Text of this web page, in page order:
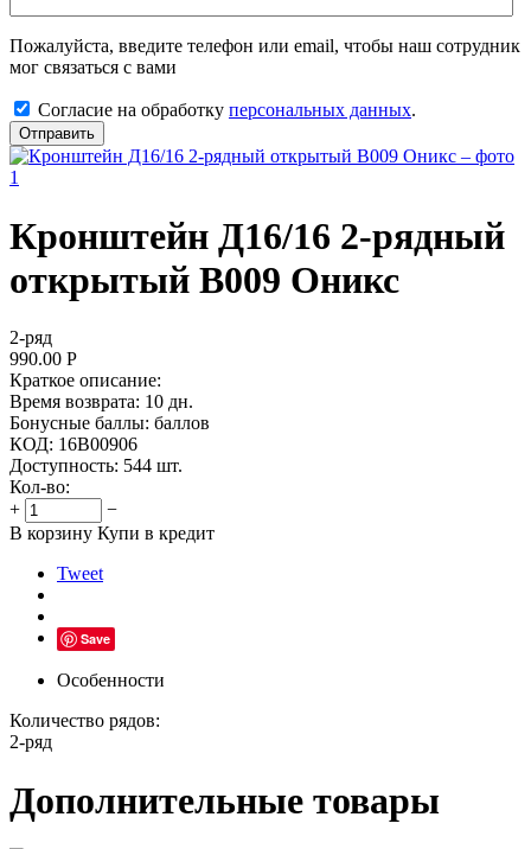
Пожалуйста, введите телефон или email, чтобы наш сотрудник
мог связаться с вами
Согласие на обработку персональных данных.
Отправить
Кронштейн Д16/16 2-рядный
открытый В009 Оникс
2-ряд
990.00 Р
Краткое описание:
Время возврата: 10 дн.
Бонусные баллы: баллов
КОД: 16В00906
Доступность: 544 шт.
Кол-во:
+
−
В корзину Купи в кредит
Tweet
Save
Особенности
Количество рядов:
2-ряд
Дополнительные товары